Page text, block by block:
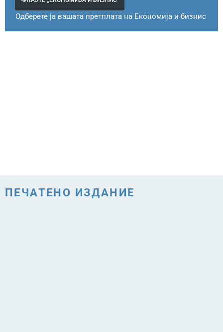
Одберете ја вашата претплата на Економија и бизнис
ПЕЧАТЕНО ИЗДАНИЕ